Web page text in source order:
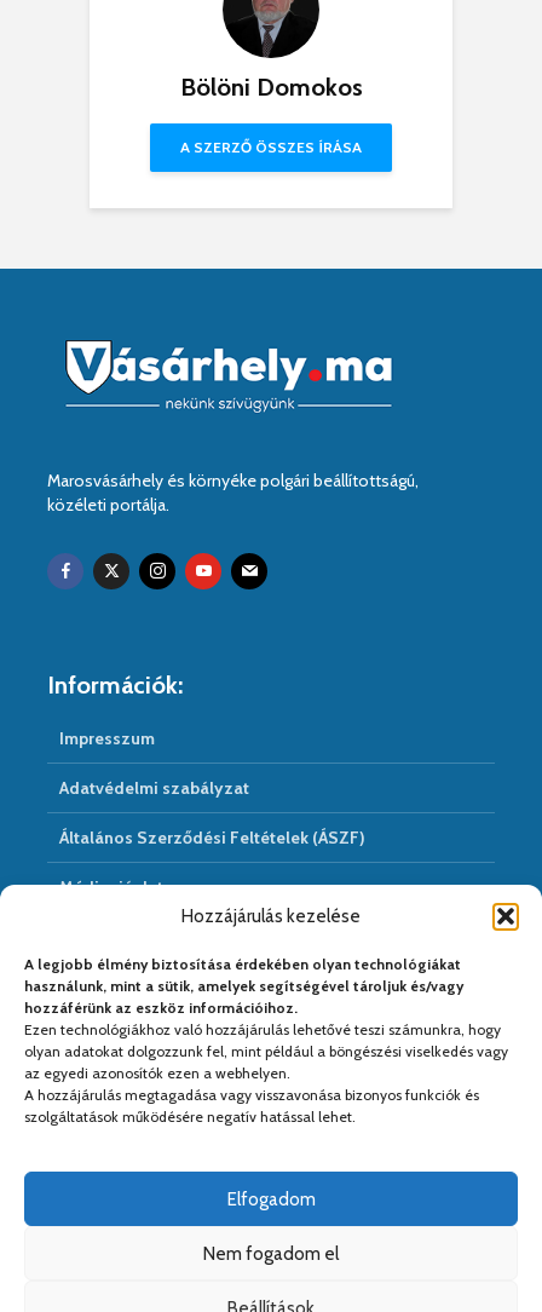
Hozzájárulás kezelése
A legjobb élmény biztosítása érdekében olyan technológiákat
használunk, mint a sütik, amelyek segítségével tároljuk és/vagy
hozzáférünk az eszköz információihoz.
Ezen technológiákhoz való hozzájárulás lehetővé teszi számunkra, hogy
olyan adatokat dolgozzunk fel, mint például a böngészési viselkedés vagy
az egyedi azonosítók ezen a webhelyen.
A hozzájárulás megtagadása vagy visszavonása bizonyos funkciók és
szolgáltatások működésére negatív hatással lehet.
Elfogadom
Nem fogadom el
Bölöni Domokos
A SZERZŐ ÖSSZES ÍRÁSA
Marosvásárhely és környéke polgári beállítottságú,
közéleti portálja.
Információk:
Impresszum
Adatvédelmi szabályzat
Általános Szerződési Feltételek (ÁSZF)
Médiaajánlat
Médiapartnereink: